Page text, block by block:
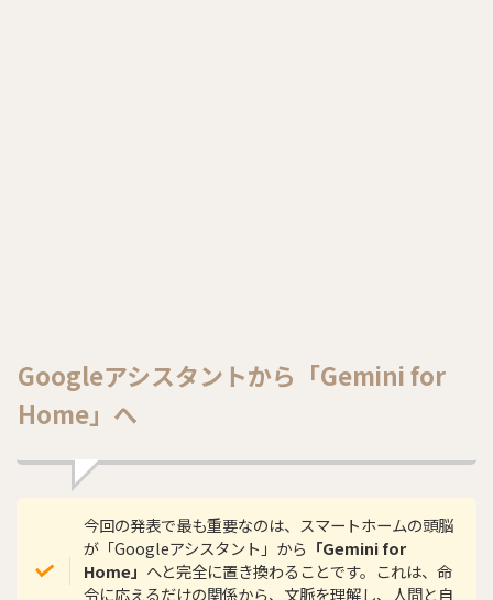
Googleアシスタントから「Gemini for
Home」へ
今回の発表で最も重要なのは、スマートホームの頭脳
が「Googleアシスタント」から 「Gemini for
Home」 へと完全に置き換わることです。これは、命
令に応えるだけの関係から、文脈を理解し、人間と自